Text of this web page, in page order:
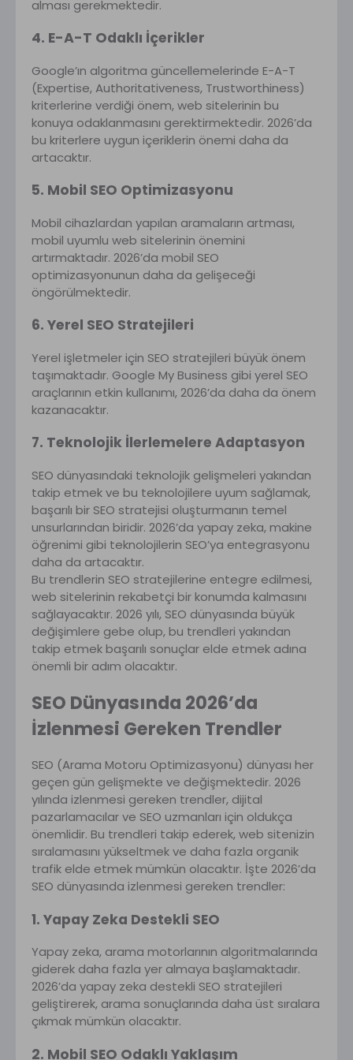
alması gerekmektedir.
4. E-A-T Odaklı İçerikler
Google’ın algoritma güncellemelerinde E-A-T
(Expertise, Authoritativeness, Trustworthiness)
kriterlerine verdiği önem, web sitelerinin bu
konuya odaklanmasını gerektirmektedir. 2026’da
bu kriterlere uygun içeriklerin önemi daha da
artacaktır.
5. Mobil SEO Optimizasyonu
Mobil cihazlardan yapılan aramaların artması,
mobil uyumlu web sitelerinin önemini
artırmaktadır. 2026’da mobil SEO
optimizasyonunun daha da gelişeceği
öngörülmektedir.
6. Yerel SEO Stratejileri
Yerel işletmeler için SEO stratejileri büyük önem
taşımaktadır. Google My Business gibi yerel SEO
araçlarının etkin kullanımı, 2026’da daha da önem
kazanacaktır.
7. Teknolojik İlerlemelere Adaptasyon
SEO dünyasındaki teknolojik gelişmeleri yakından
takip etmek ve bu teknolojilere uyum sağlamak,
başarılı bir SEO stratejisi oluşturmanın temel
unsurlarından biridir. 2026’da yapay zeka, makine
öğrenimi gibi teknolojilerin SEO’ya entegrasyonu
daha da artacaktır.
Bu trendlerin SEO stratejilerine entegre edilmesi,
web sitelerinin rekabetçi bir konumda kalmasını
sağlayacaktır. 2026 yılı, SEO dünyasında büyük
değişimlere gebe olup, bu trendleri yakından
takip etmek başarılı sonuçlar elde etmek adına
önemli bir adım olacaktır.
SEO Dünyasında 2026’da
İzlenmesi Gereken Trendler
SEO (Arama Motoru Optimizasyonu) dünyası her
geçen gün gelişmekte ve değişmektedir. 2026
yılında izlenmesi gereken trendler, dijital
pazarlamacılar ve SEO uzmanları için oldukça
önemlidir. Bu trendleri takip ederek, web sitenizin
sıralamasını yükseltmek ve daha fazla organik
trafik elde etmek mümkün olacaktır. İşte 2026’da
SEO dünyasında izlenmesi gereken trendler:
1. Yapay Zeka Destekli SEO
Yapay zeka, arama motorlarının algoritmalarında
giderek daha fazla yer almaya başlamaktadır.
2026’da yapay zeka destekli SEO stratejileri
geliştirerek, arama sonuçlarında daha üst sıralara
çıkmak mümkün olacaktır.
2. Mobil SEO Odaklı Yaklaşım